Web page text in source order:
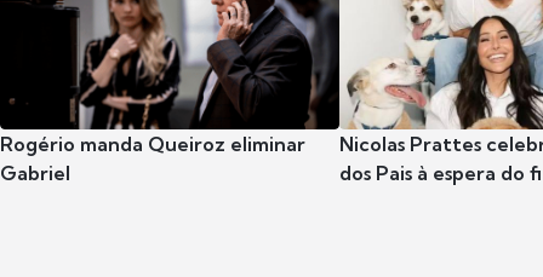
Rogério manda Queiroz eliminar
Gabriel
Nicolas Prattes
dos Pais à espera do